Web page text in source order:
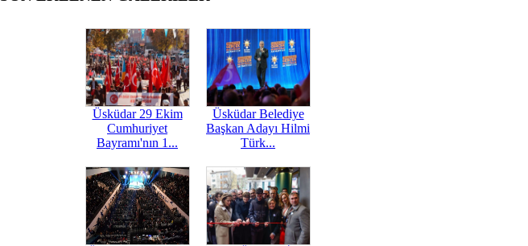
Üsküdar 29 Ekim
Cumhuriyet
Bayramı'nın 1...
Üsküdar Belediye
Başkan Adayı Hilmi
Türk...